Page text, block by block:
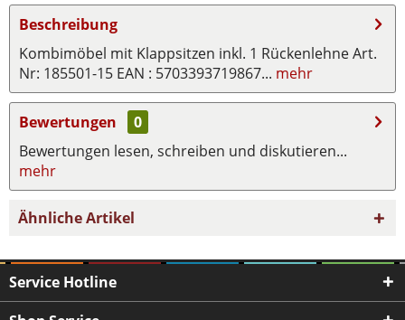
Beschreibung
Kombimöbel mit Klappsitzen inkl. 1 Rückenlehne Art.
Nr: 185501-15 EAN : 5703393719867... mehr
Bewertungen
0
Bewertungen lesen, schreiben und diskutieren...
mehr
Ähnliche Artikel
Service Hotline